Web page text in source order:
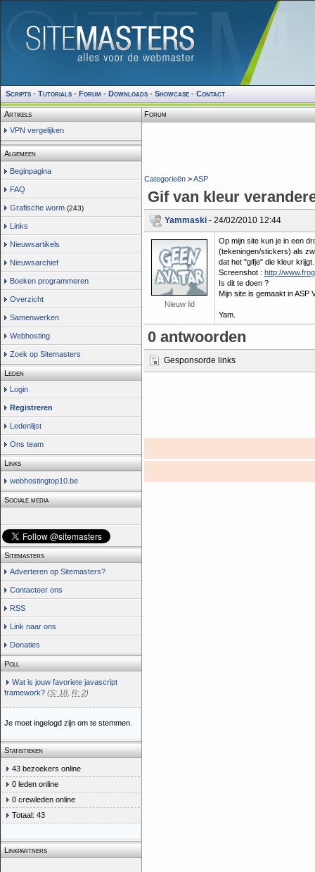
Scripts - Tutorials - Forum - Downloads - Showcase - Contact
Artikels
VPN vergelijken
Algemeen
Beginpagina
FAQ
Grafische worm (243)
Links
Nieuwsartikels
Nieuwsarchief
Boeken programmeren
Overzicht
Samenwerken
Webhosting
Zoek op Sitemasters
Leden
Login
Registreren
Ledenlijst
Ons team
Links
webhostingtop10.be
Sociale media
Sitemasters
Adverteren op Sitemasters?
Contacteer ons
RSS
Link naar ons
Donaties
Poll
Wat is jouw favoriete javascript
framework? (S: 18 R: 2)
Je moet ingelogd zijn om te stemmen.
Statistieken
43 bezoekers online
0 leden online
0 crewleden online
Totaal: 43
Linkpartners
Forum
Categorieën >ASP
Gif van kleur
Yammaski - 24/02/2010 12:44
Nieuw lid
Op mijn site kun je in een
(tekeningen/stickers) als
dat het "gifje" die kleur krijgt.
Screenshot : http://
Is dit te doen ?
Mijn site is gemaakt in ASP
Yam.
0 antwoorden
Gesponsorde links